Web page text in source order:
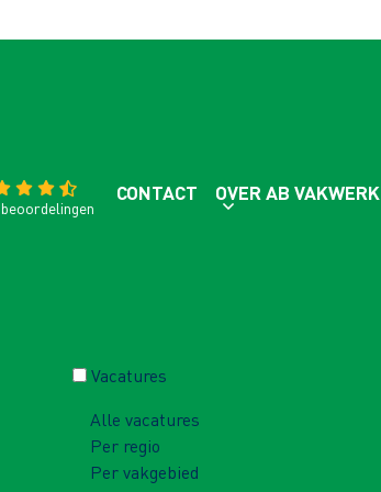
beoordelingen
CONTACT OVER AB VAKWERK
Vacatures
Alle vacatures
Per regio
Per vakgebied